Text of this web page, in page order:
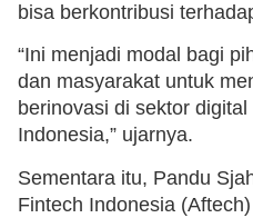
bisa berkontribusi
“Ini menjadi modal bagi
dan masyarakat untuk
berinovasi di sektor
Indonesia,” ujarnya.
Sementara itu, Pandu
Fintech Indonesia